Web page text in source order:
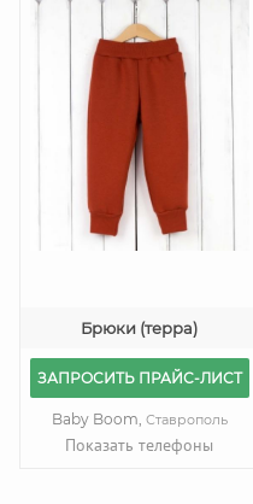
Брюки (терра)
ЗАПРОСИТЬ ПРАЙС-ЛИСТ
Baby Boom, Ставрополь
Показать телефоны